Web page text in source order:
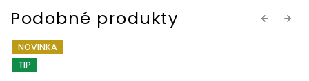
Previous
NOVINKA
TIP
Next